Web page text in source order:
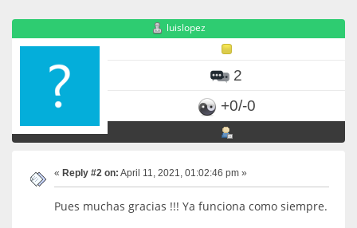
luislopez
2
+0/-0
« Reply #2 on: April 11, 2021, 01:02:46 pm »
Pues muchas gracias !!! Ya funciona como siempre.